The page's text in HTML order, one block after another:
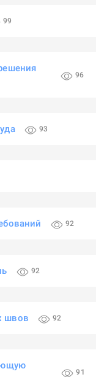
99
96
93
92
92
швов 92
91